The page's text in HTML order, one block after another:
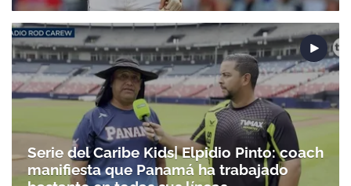
Serie del Caribe Kids| Elpidio Pinto: coach
manifiesta que Panamá ha trabajado